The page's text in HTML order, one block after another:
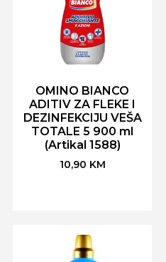
OMINO BIANCO
ADITIV ZA FLEKE I
DEZINFEKCIJU VEŠA
TOTALE 5 900 ml
(Artikal 1588)
10,90 KM